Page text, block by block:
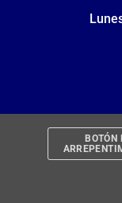
BOTÓN